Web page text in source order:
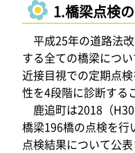
1.橋梁点検
平成25年の道路法
する全ての橋梁につい
近接目視での定期点
性を4段階に診断する
鹿追町は2018（
橋梁196橋の点検を行
点検結果について公